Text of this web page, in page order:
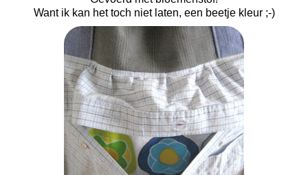
Want ik kan het toch niet laten, een beetje kleur ;-)